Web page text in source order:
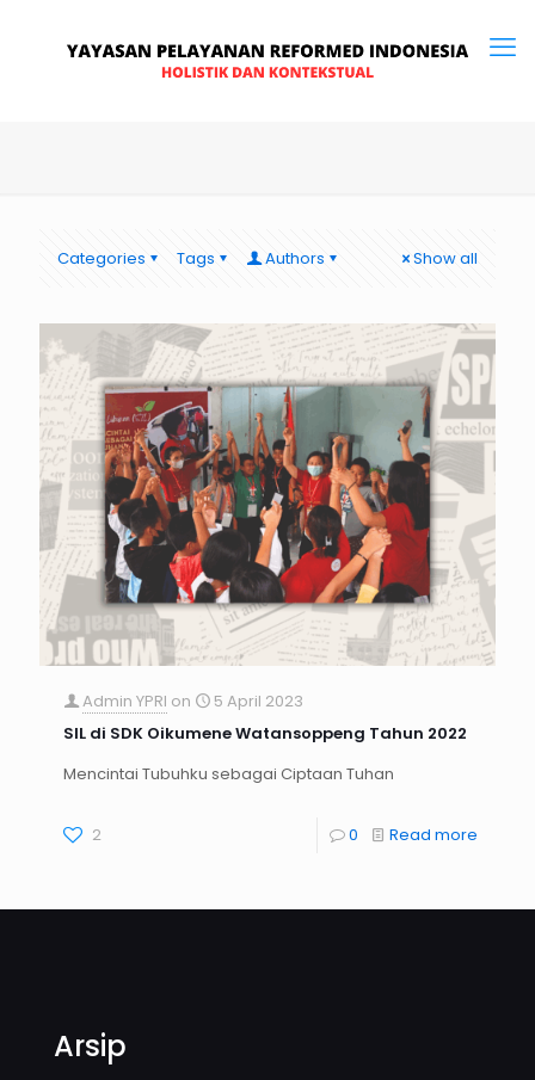
Categories Tags Authors Show all
Admin YPRI on
5 April 2023
SIL di SDK Oikumene Watansoppeng Tahun 2022
Mencintai Tubuhku sebagai Ciptaan Tuhan
2 0 Read more
Arsip